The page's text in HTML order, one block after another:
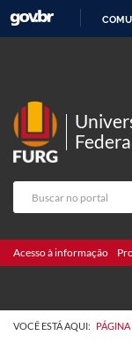
Acesso à informação
VOCÊ ESTÁ AQUI: PÁGINA